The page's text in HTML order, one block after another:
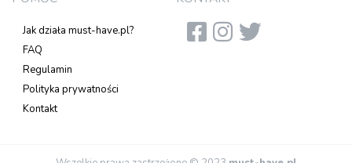
Jak działa must-have.pl?
FAQ
Regulamin
Polityka prywatności
Kontakt